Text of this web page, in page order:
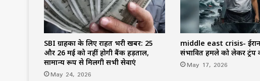
SBI ग्राहकों के लिए राहत भरी खबर: 25
और 26 मई को नहीं होगी बैंक हड़ताल,
सामान्य रूप से मिलेंगी सभी सेवाएं
May 24, 2026
middle east crisis-
संभावित हमले को लेकर ट्रंप
May 17, 2026